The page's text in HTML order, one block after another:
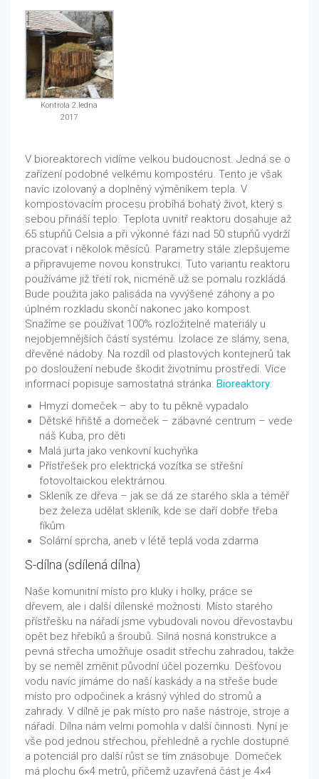
Kontrola 2.ledna
2017
V bioreaktorech vidíme velkou budoucnost. Jedná se o
zařízení podobné velkému kompostéru. Tento je však
navíc izolovaný a doplněný výměníkem tepla. V
kompostovacím procesu probíhá bohatý život, který s
sebou přináší teplo. Teplota uvnitř reaktoru dosahuje až
65 stupňů Celsia a při výkonné fázi nad 50 stupňů vydrží
pracovat i několok měsíců. Parametry stále zlepšujeme
a připravujeme novou konstrukci. Tuto variantu reaktoru
používáme již třetí rok, nicméně už se pomalu rozkládá.
Bude použita jako palisáda na vyvýšené záhony a po
úplném rozkladu skončí nakonec jako kompost.
Snažíme se používat 100% rozložitelné materiály u
nejobjemnějších částí systému. Izolace ze slámy, sena,
dřevěné nádoby. Na rozdíl od plastových kontejnerů tak
po dosloužení nebude škodit životnímu prostředí. Více
informací popisuje samostatná stránka: Bioreaktory.
Hmyzí domeček – aby to tu pěkně vypadalo
Dětské hřiště a domeček – zábavné centrum – vede
náš Kuba, pro děti
Malá jurta jako venkovní kuchyňka
Přístřešek pro elektrická vozítka se střešní
fotovoltaickou elektrárnou.
Skleník ze dřeva – jak se dá ze starého skla a téměř
bez železa udělat skleník, kde se daří dobře třeba
fíkům
Solární sprcha, aneb v létě teplá voda zdarma
S-dílna (sdílená dílna)
Naše komunitní místo pro kluky i holky, práce se
dřevem, ale i další dílenské možnosti. Místo starého
přístřešku na nářadí jsme vybudovali novou dřevostavbu
opět bez hřebíků a šroubů. Silná nosná konstrukce a
pevná střecha umožňuje osadit střechu zahradou, takže
by se neměl změnit původní účel pozemku. Dešťovou
vodu navíc jímáme do naší kaskády a na střeše bude
místo pro odpočinek a krásný výhled do stromů a
zahrady. V dílně je pak místo pro naše nástroje, stroje a
nářadí. Dílna nám velmi pomohla v další činnosti. Nyní je
vše pod jednou střechou, přehledně a rychle dostupné
a potenciál pro další růst se tím znásobuje. Domeček
má plochu 6×4 metrů, přičemž uzavřená část je 4×4